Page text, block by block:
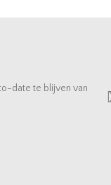
date te blijven van